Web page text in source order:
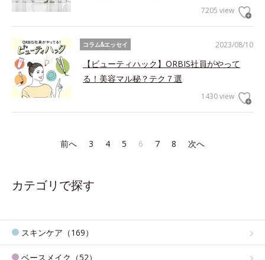
7205 view
2023/08/10
コラム&エッセイ
【ビューティハック】ORBIS社員がやって
る！美容マル秘？テク７選
1430 view
前へ 3 4 5 6 7 8 次へ
カテゴリで探す
スキンケア（169）
ベースメイク（52）